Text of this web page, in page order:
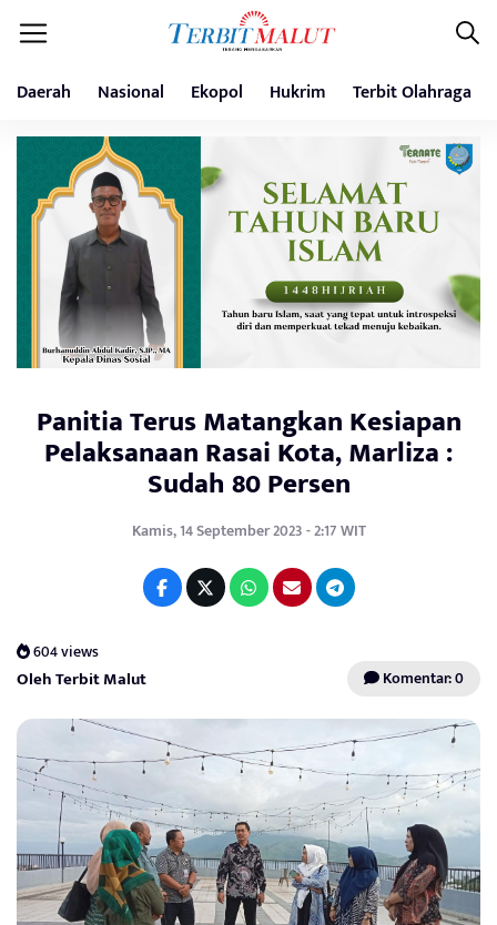
Daerah Nasional Ekopol Hukrim Terbit Olahraga
Panitia Terus Matangkan Kesiapan
Pelaksanaan Rasai Kota, Marliza :
Sudah 80 Persen
Kamis, 14 September 2023 - 2:17 WIT
604 views
Oleh Terbit Malut Komentar: 0